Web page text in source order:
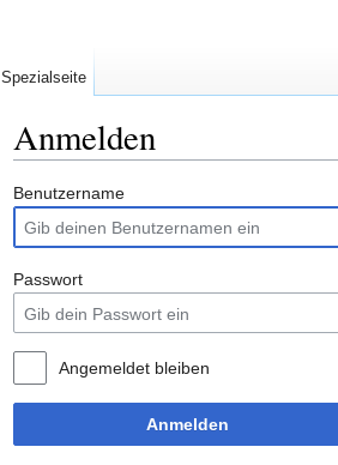
Anmelden
Benutzername
Passwort
Angemeldet bleiben
Anmelden
Spezialseite